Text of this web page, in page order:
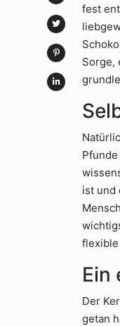
fest
Sorge,
ist und
flexible
Ein
Der
getan